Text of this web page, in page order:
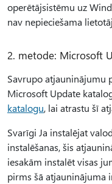
operētājsistēmu uz
nav nepieciešama
2. metode: Microsoft
Savrupo atjauninājumu
Microsoft Update
katalogu, lai atrastu šī
Svarīgi Ja instalējat
instalēšanas, šis
iesakām instalēt visas
pirms šā atjauninājuma